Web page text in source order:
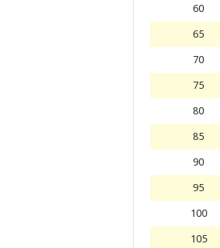
60
65
70
75
80
85
90
95
100
105